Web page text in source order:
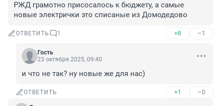
РЖД грамотно присосалось к бюджету, а самые
новые электрички это списаные из Домодедово
ОТВЕТИТЬ 1 +8 –1
Гость
23 октября 2025, 09:40
и что не так? ну новые же для нас)
ОТВЕТИТЬ +1 –0